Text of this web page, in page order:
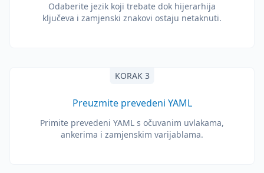
Odaberite jezik koji trebate dok hijerarhija
ključeva i zamjenski znakovi ostaju netaknuti.
KORAK 3
Preuzmite prevedeni YAML
Primite prevedeni YAML s očuvanim uvlakama,
ankerima i zamjenskim varijablama.